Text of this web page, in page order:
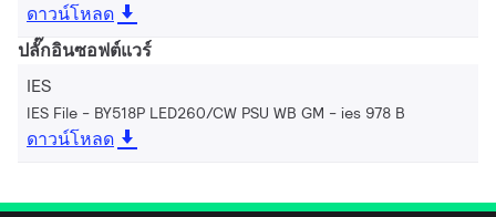
ดาวน์โหลด
ปลั๊กอินซอฟต์แวร์
IES
IES File - BY518P LED260/CW PSU WB GM ies 978 B
ดาวน์โหลด